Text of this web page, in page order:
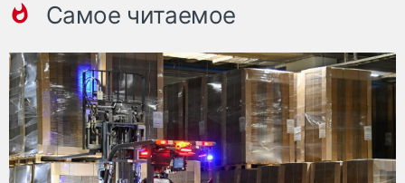
Самое читаемое